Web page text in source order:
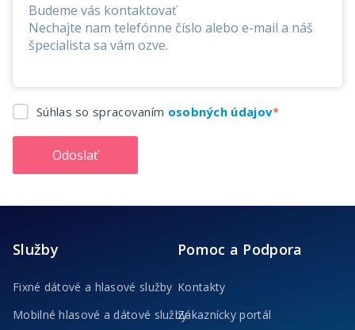
Súhlas so spracovaním osobných údajov
Odoslať
Služby
Fixné dátové a hlasové služby
Mobilné hlasové a dátové služby
Pomoc a Podpora
Kontakty
Zákaznícky portál